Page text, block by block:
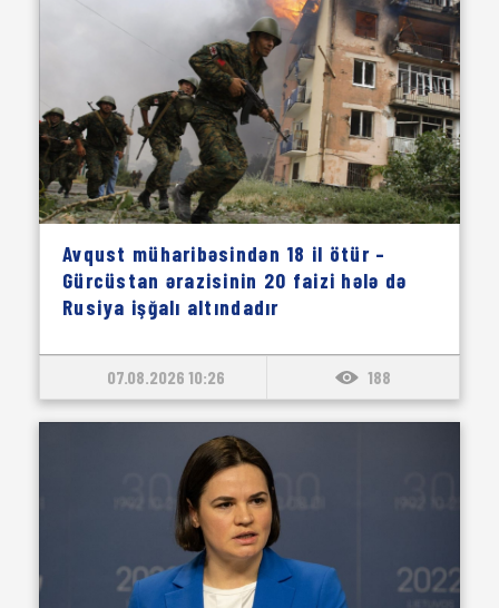
Avqust müharibəsindən 18 il ötür –
Gürcüstan ərazisinin 20 faizi hələ də
Rusiya işğalı altındadır
07.08.2026 10:26 188